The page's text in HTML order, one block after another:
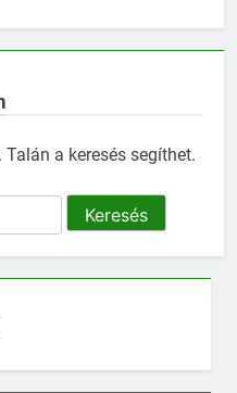
a keresés segíthet.